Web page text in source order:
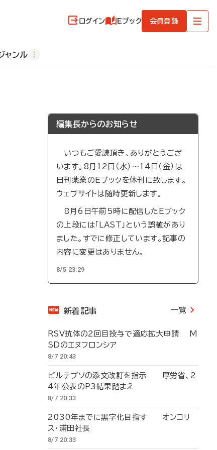
ログイン Eブック 会員登録
ャンル
編集長からのお知らせ
いつもご愛読頂き、ありがとうござ
います。8月12日（水）～14日（金）は
日刊薬業のEブックを休刊に致します。
ウェブサイトは随時更新します。
8月6日午前5時に配信したEブック
の上段には「LAST」という誤植があり
ました。すでに修正しています。記事の
内容に変更はありません。
8/5 23:29
新着記事 一覧
RSV抗体の2回目投与で適応拡大申請 M
SDのエヌフロンシア
8/7 20:43
ビルテプソの添文改訂を指示 厚労省、2
4年公表のP3結果踏まえ
8/7 20:33
2030年までに黒字化目指す オンコリ
ス・浦田社長
8/7 20:33